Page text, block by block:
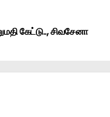
கேட்டு.., சிவசேனா